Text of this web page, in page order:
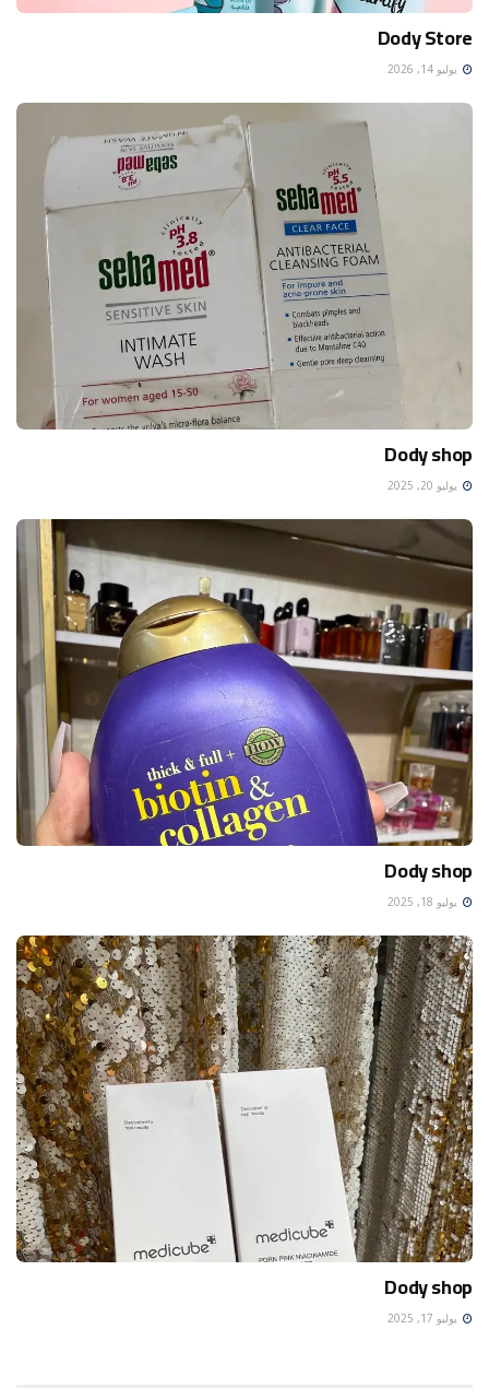
Dody Store
يوليو 14, 2026
Dody shop
يوليو 20, 2025
Dody shop
يوليو 18, 2025
Dody shop
يوليو 17, 2025